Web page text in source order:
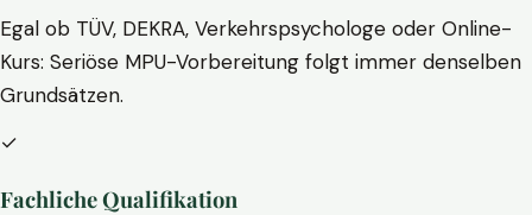
Egal ob TÜV, DEKRA, Verkehrspsychologe oder Online-
Kurs: Seriöse MPU-Vorbereitung folgt immer denselben
Grundsätzen.
✓
Fachliche Qualifikation